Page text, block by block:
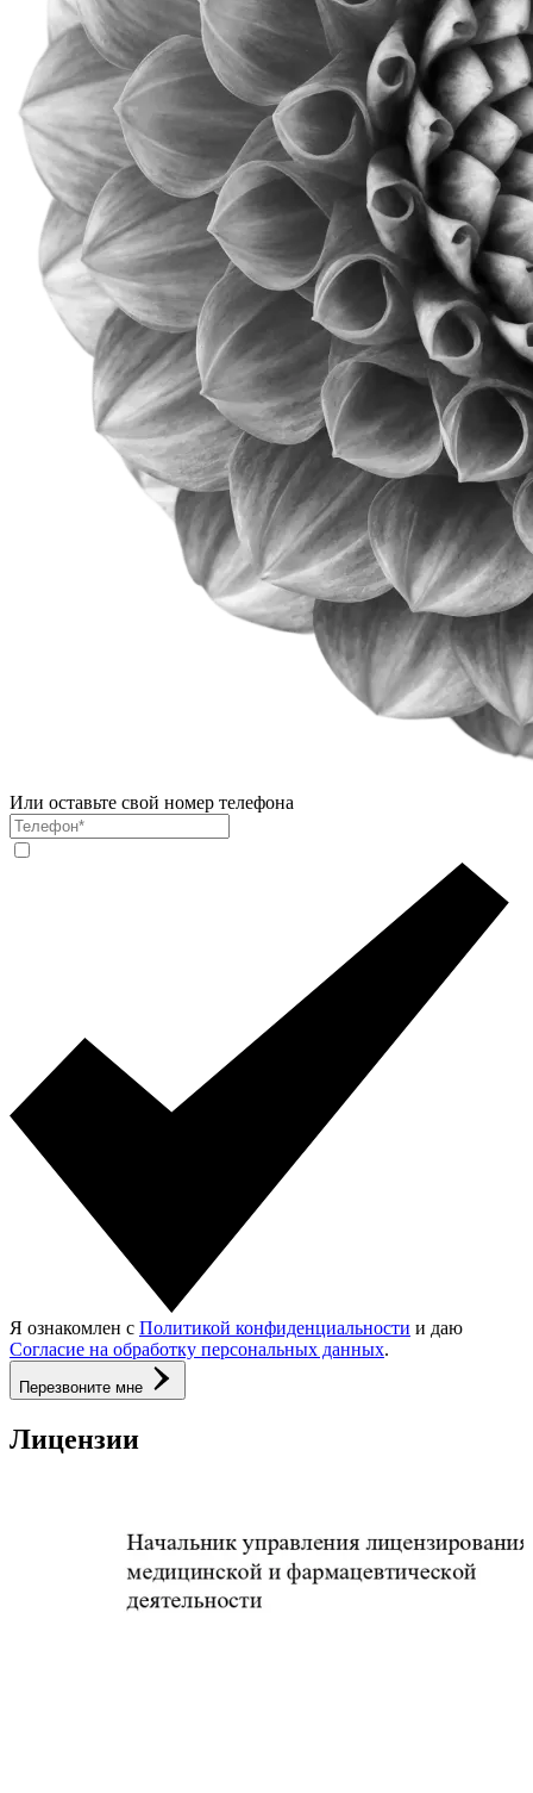
Или оставьте свой номер телефона
Я ознакомлен с Политикой конфиденциальности и даю
Согласие на обработку персональных данных.
Перезвоните мне
Лицензии